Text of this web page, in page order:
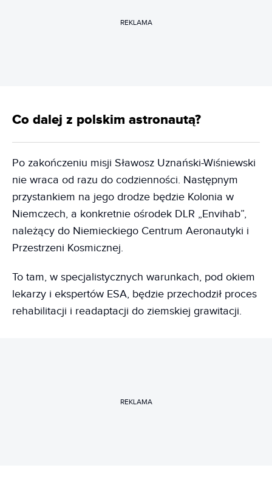
REKLAMA
Co dalej z polskim astronautą?
Po zakończeniu misji Sławosz Uznański-Wiśniewski
nie wraca od razu do codzienności. Następnym
przystankiem na jego drodze będzie Kolonia w
Niemczech, a konkretnie ośrodek DLR „Envihab”,
należący do Niemieckiego Centrum Aeronautyki i
Przestrzeni Kosmicznej.
To tam, w specjalistycznych warunkach, pod okiem
lekarzy i ekspertów ESA, będzie przechodził proces
rehabilitacji i readaptacji do ziemskiej grawitacji.
REKLAMA